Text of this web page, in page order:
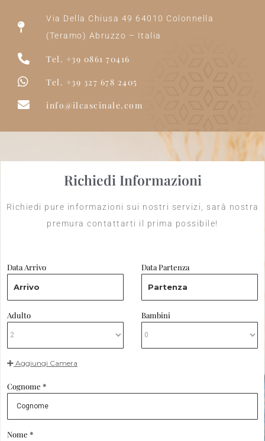
Via Della Chiusa 49 64010 Colonnella
(Teramo) Abruzzo – Italia
Tel. +39 0861 70416
Tel. +39 327 678 2405
info@ilcascinale.com
Richiedi Informazioni
Richiedi pure informazioni sui nostri servizi, sarà nostra
premura contattarti il prima possibile!
Data Arrivo
Arrivo
Data Partenza
Partenza
Adulto Bambini
Aggiungi Camera
Cognome *
Nome *